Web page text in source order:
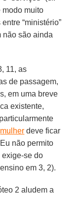
modo muito
“ministério”
não são ainda
11, as
de passagem,
em uma breve
existente,
mulher deve ficar
não permito
exige-se do
em 3, 2).
2 aludem a